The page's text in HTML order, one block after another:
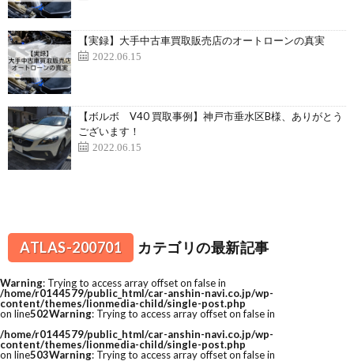
【実録】大手中古車買取販売店のオートローンの真実
2022.06.15
【ボルボ V40 買取事例】神戸市垂水区B様、ありがとう
ございます！
2022.06.15
ATLAS-200701 カテゴリの最新記事
Warning: Trying to access array offset on false in
/home/r0144579/public_html/car-anshin-navi.co.jp/wp-
content/themes/lionmedia-child/single-post.php
on line502Warning: Trying to access array offset on false in
/home/r0144579/public_html/car-anshin-navi.co.jp/wp-
content/themes/lionmedia-child/single-post.php
on line503Warning: Trying to access array offset on false in